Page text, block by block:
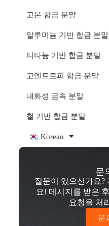
고온 합금 분말
알루미늄 기반 합금 분말
티타늄 기반 합금 분말
고엔트로피 합금 분말
내화성 금속 분말
철 기반 합금 분말
Korean
문
질문이 있으신가요?
요! 메시지를 받은
요청을 처
문